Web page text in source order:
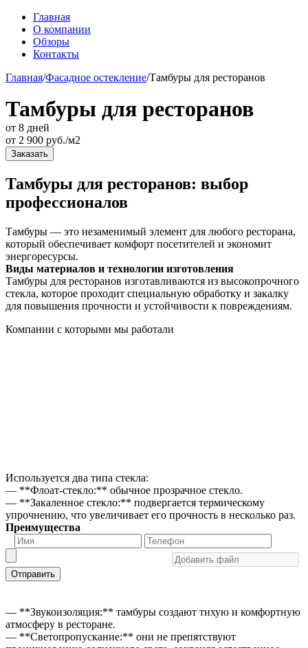
Главная
О компании
Обзоры
Контакты
Главная/Фасадное остекление/Тамбуры для ресторанов
Тамбуры для ресторанов
от 8 дней
от 2 900 руб./м2
Заказать
Тамбуры для ресторанов: выбор
профессионалов
Тамбуры — это незаменимый элемент для любого ресторана,
который обеспечивает комфорт посетителей и экономит
энергоресурсы.
Виды материалов и технологии изготовления
Тамбуры для ресторанов изготавливаются из высокопрочного
стекла, которое проходит специальную обработку и закалку
для повышения прочности и устойчивости к повреждениям.
Компании с которыми мы работали
Используется два типа стекла:
— **Флоат-стекло:** обычное прозрачное стекло.
— **Закаленное стекло:** подвергается термическому
упрочнению, что увеличивает его прочность в несколько раз.
Преимущества
Отправить
— **Звукоизоляция:** тамбуры создают тихую и комфортную
атмосферу в ресторане.
— **Светопропускание:** они не препятствуют